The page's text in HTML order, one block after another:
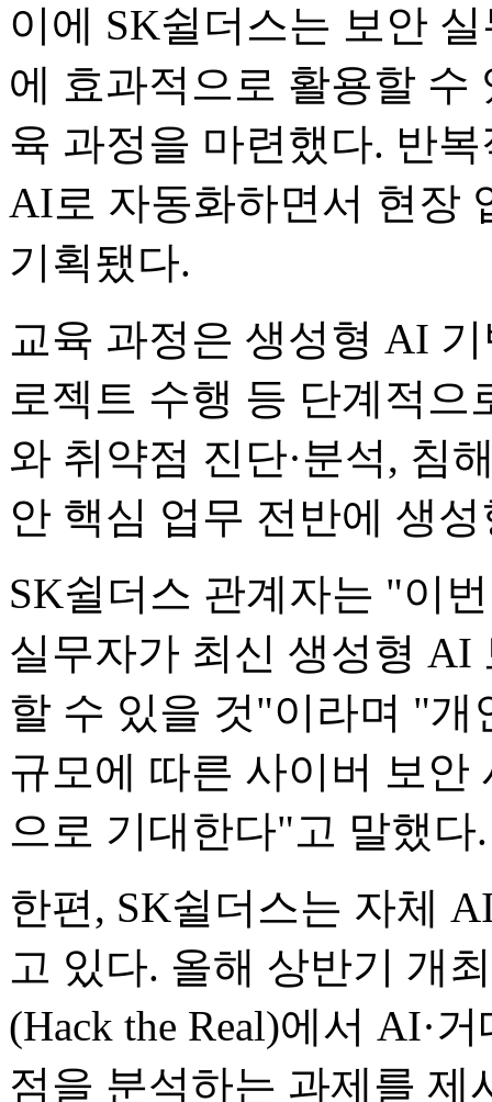
이에 SK쉴더스는 보안
에 효과적으로 활용할 수
육 과정을 마련했다. 반
AI로 자동화하면서 현장
기획됐다.
교육 과정은 생성형 AI
로젝트 수행 등 단계적으
와 취약점 진단·분석, 침
안 핵심 업무 전반에 생
SK쉴더스 관계자는 "이
실무자가 최신 생성형 AI
할 수 있을 것"이라며 "
규모에 따른 사이버 보안
으로 기대한다"고 말했다.
한편, SK쉴더스는 자체
고 있다. 올해 상반기 개
(Hack the Real)에서 AI·
점을 분석하는 과제를